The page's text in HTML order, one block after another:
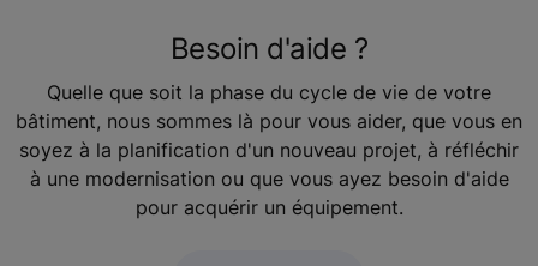
Besoin d'aide ?
Quelle que soit la phase du cycle de vie de votre
bâtiment, nous sommes là pour vous aider, que vous en
soyez à la planification d'un nouveau projet, à réfléchir
à une modernisation ou que vous ayez besoin d'aide
pour acquérir un équipement.